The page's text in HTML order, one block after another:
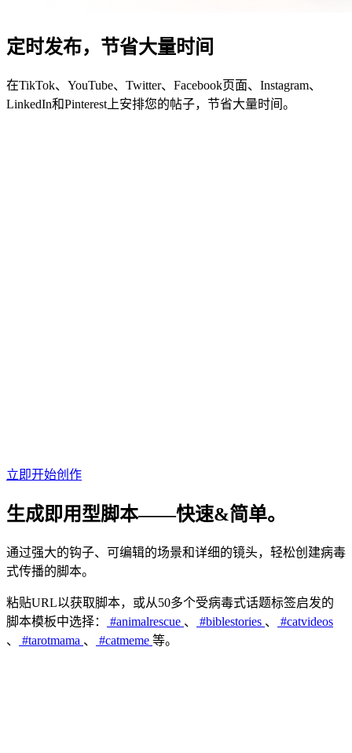
定时发布， 节省大量时间
在TikTok、YouTube、Twitter、Facebook页面、Instagram、
LinkedIn和Pinterest上安排您的帖子，节省大量时间。
立即开始创作
生成即用型脚本——快速&简单。
通过强大的钩子、可编辑的场景和详细的镜头，轻松创建病毒
式传播的脚本。
粘贴URL以获取脚本，或从50多个受病毒式话题标签启发的
脚本模板中选择：
#animalrescue 、 #biblestories 、
#catvideos
、
#tarotmama 、 #catmeme 等。